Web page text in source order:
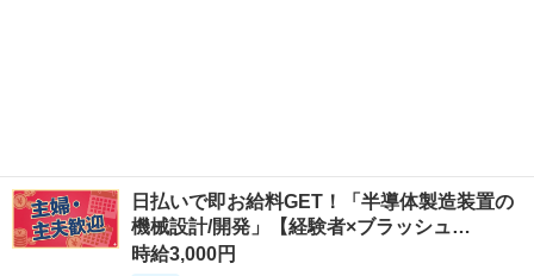
日払いで即お給料GET！「半導体製造装置の
機械設計/開発」【経験者×ブラッシュ…
時給3,000円